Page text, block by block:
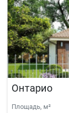
Онтарио
Площадь, м²